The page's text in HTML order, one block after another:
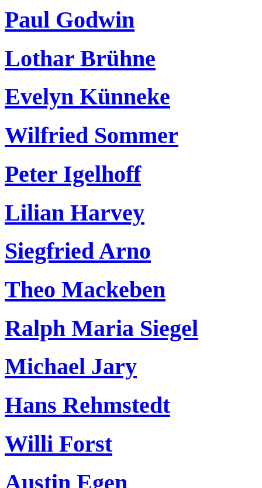
Paul Godwin
Lothar Brühne
Evelyn Künneke
Wilfried Sommer
Peter Igelhoff
Lilian Harvey
Siegfried Arno
Theo Mackeben
Ralph Maria Siegel
Michael Jary
Hans Rehmstedt
Willi Forst
Austin Egen